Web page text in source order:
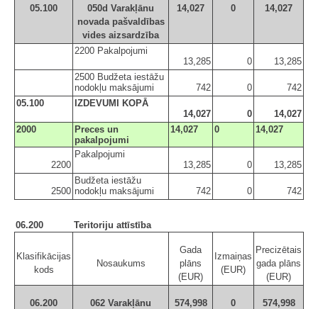
05.100
050d Varakļānu
novada pašvaldības
vides aizsardzība
14,027 0 14,027
2200 Pakalpojumi
13,285
0
13,285
2500 Budžeta iestāžu
nodokļu maksājumi
742 0
742
05.100
IZDEVUMI KOPĀ
14,027
0
14,027
2000
Preces un
pakalpojumi
14,027 0 14,027
2200
Pakalpojumi
13,285
0 13,285
2500
Budžeta iestāžu
nodokļu maksājumi
742 0 742
06.200 Teritoriju attīstība
Klasifikācijas
kods
Nosaukums
Gada
plāns
(EUR)
Izmaiņas
(EUR)
Precizētais
gada plāns
(EUR)
06.200
062 Varakļānu
574,998 0 574,998